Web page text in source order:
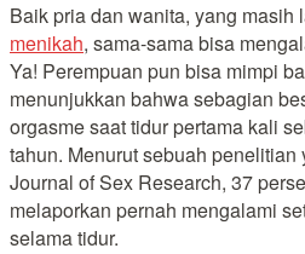
Baik pria dan wanita, yang masih
menikah, sama-sama bisa
Ya! Perempuan pun bisa mimpi
menunjukkan bahwa sebagian
orgasme saat tidur pertama kali
tahun. Menurut sebuah
Journal of Sex Research, 37
melaporkan pernah mengalami
selama tidur.